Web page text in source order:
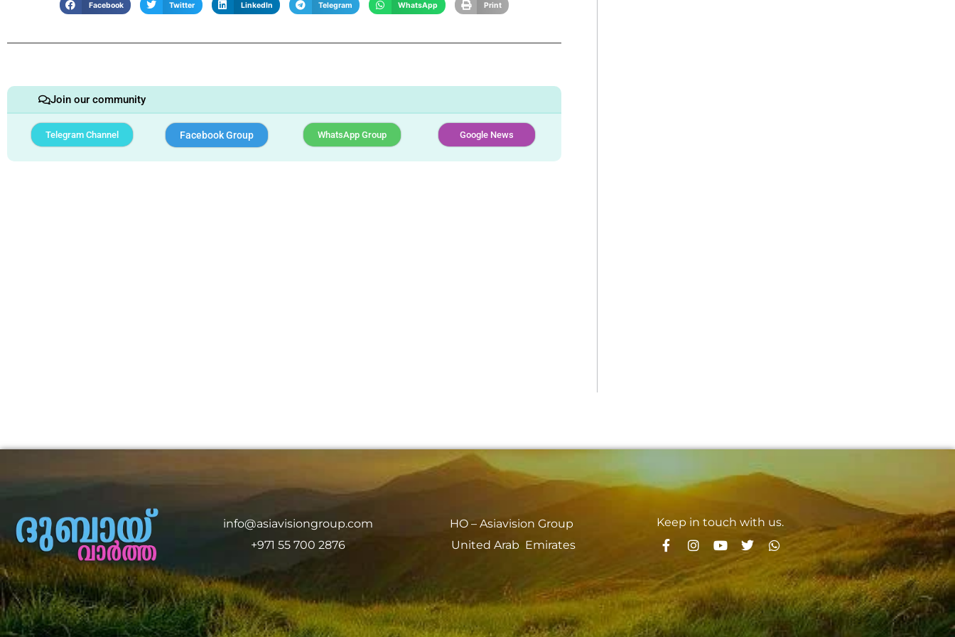
Facebook Twitter LinkedIn Telegram WhatsApp Print
Join our community
Telegram Channel Facebook Group WhatsApp Group Google News
info@asiavisiongroup.com
+971 55 700 2876
HO – Asiavision Group
United Arab Emirates
Keep in touch with us.